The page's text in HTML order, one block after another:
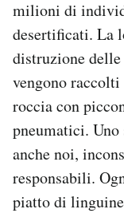
milioni di
desertificati. La
distruzione
vengono raccolti
roccia con
pneumatici.
anche noi,
responsabili.
piatto di